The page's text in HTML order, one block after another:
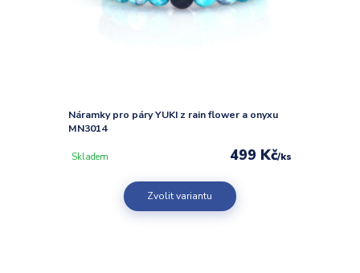
Náramky pro páry YUKI z rain flower a onyxu
MN3014
499 Kč/ks
Skladem
Zvolit variantu